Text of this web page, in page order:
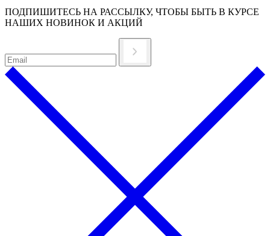
ПОДПИШИТЕСЬ НА РАССЫЛКУ, ЧТОБЫ БЫТЬ В КУРСЕ
НАШИХ НОВИНОК И АКЦИЙ